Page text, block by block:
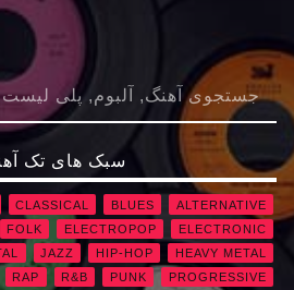
سبک های تک
ALTERNATIVE
BLUES
CLASSICAL
ELECTRONIC
ELECTROPOP
FOLK
HEAVY METAL
HIP-HOP
JAZZ
PROGRESSIVE
PUNK
R&B
RAP